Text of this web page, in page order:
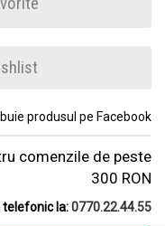
produsul pe Facebook
comenzile de peste
300 RON
telefonic la:0770.22.44.55